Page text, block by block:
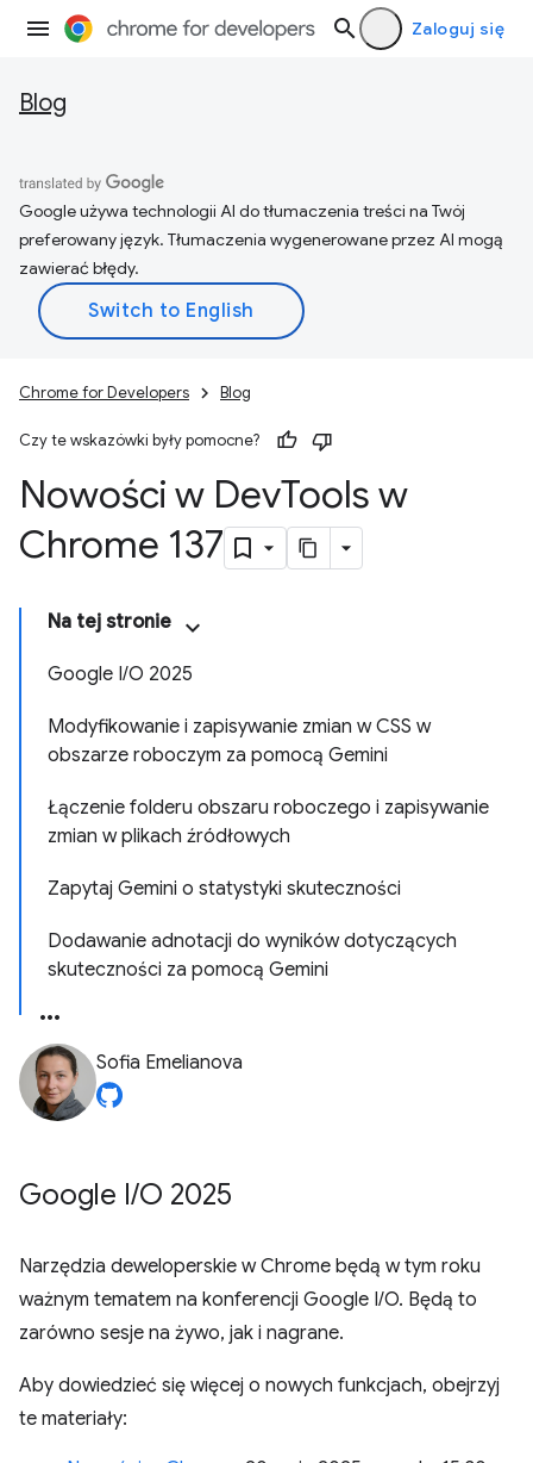
Zaloguj się
Blog
Google używa technologii AI do tłumaczenia treści na Twój
preferowany język. Tłumaczenia wygenerowane przez AI mogą
zawierać błędy.
Chrome for Developers Blog
Czy te wskazówki były pomocne?
Nowości w DevTools w
Chrome 137
Na tej stronie
Google I/O 2025
Modyfikowanie i zapisywanie zmian w CSS w
obszarze roboczym za pomocą Gemini
Łączenie folderu obszaru roboczego i zapisywanie
zmian w plikach źródłowych
Zapytaj Gemini o statystyki skuteczności
Dodawanie adnotacji do wyników dotyczących
skuteczności za pomocą Gemini
Sofia Emelianova
Google I/O 2025
Narzędzia deweloperskie w Chrome będą w tym roku
ważnym tematem na konferencji Google I/O. Będą to
zarówno sesje na żywo, jak i nagrane.
Aby dowiedzieć się więcej o nowych funkcjach, obejrzyj
te materiały: